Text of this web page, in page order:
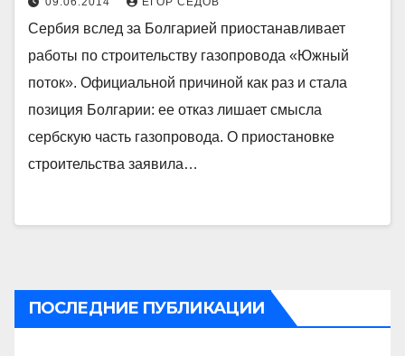
Сербия вслед за Болгарией приостанавливает
работы по строительству газопровода «Южный
поток». Официальной причиной как раз и стала
позиция Болгарии: ее отказ лишает смысла
сербскую часть газопровода. О приостановке
строительства заявила…
ПОСЛЕДНИЕ ПУБЛИКАЦИИ